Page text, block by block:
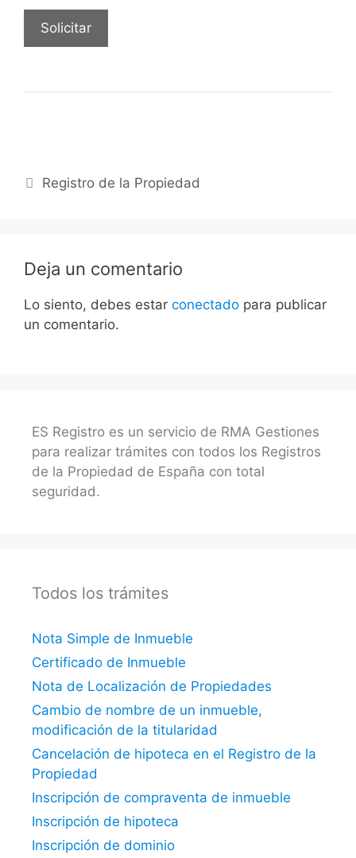
Categorías
Registro de la Propiedad
Deja un comentario
Lo siento, debes estar conectado para publicar
un comentario.
ES Registro es un servicio de RMA Gestiones
para realizar trámites con todos los Registros
de la Propiedad de España con total
seguridad.
Todos los trámites
Nota Simple de Inmueble
Certificado de Inmueble
Nota de Localización de Propiedades
Cambio de nombre de un inmueble,
modificación de la titularidad
Cancelación de hipoteca en el Registro de la
Propiedad
Inscripción de compraventa de inmueble
Inscripción de hipoteca
Inscripción de dominio